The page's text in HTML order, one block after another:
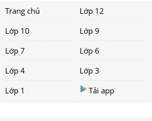
Trang chủ Lớp 12
Lớp 10
Lớp 9
Lớp 7
Lớp 6
Lớp 4
Lớp 3
Lớp 1
Tải app